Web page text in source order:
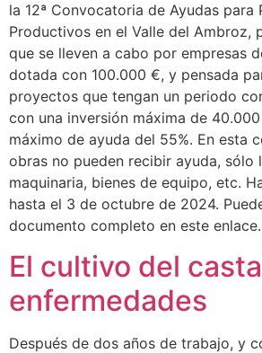
la 12ª Convocatoria de Ayudas para
Productivos en el Valle del Ambroz,
que se lleven a cabo por empresas
dotada con 100.000 €, y pensada
proyectos que tengan un periodo
con una inversión máxima de
máximo de ayuda del 55%. En esta
obras no pueden recibir ayuda, sólo
maquinaria, bienes de equipo, etc.
hasta el 3 de octubre de 2024.
documento completo en este enlace.
El cultivo del
enfermedades
Después de dos años de trabajo, y